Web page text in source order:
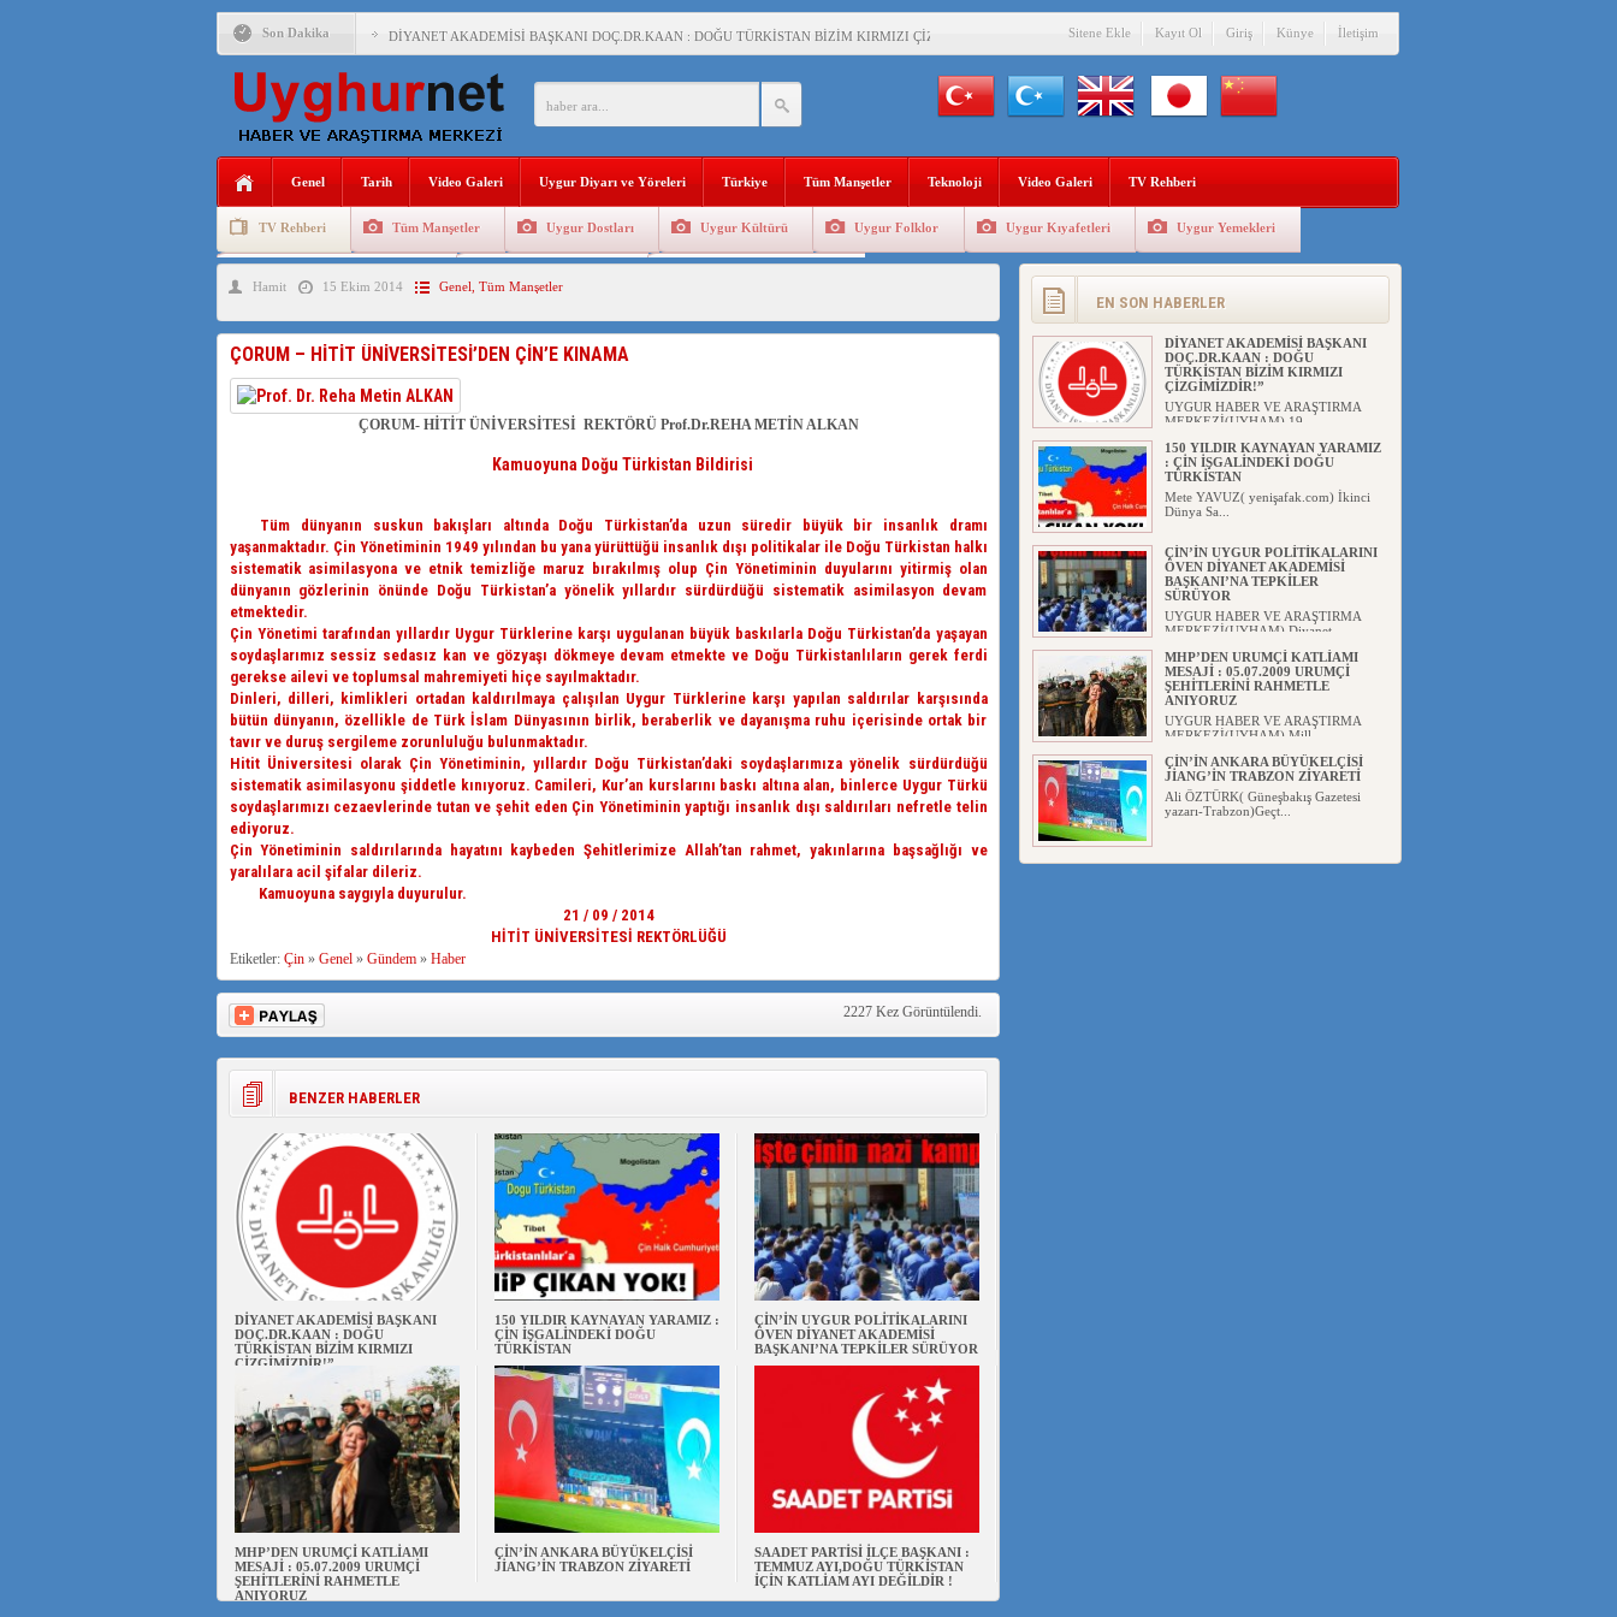
Son Dakika DİYANET AKADEMİSİ BAŞKANI DOÇ.DR.KAAN : DOĞU TÜRKİSTAN BİZİM KIRMIZI ÇİZGİMİZDİR!”
150 YILDIR KAYNAYAN YARAMIZ : ÇİN İŞGALİNDEKİ DOĞU TÜRKİSTAN
ÇİN’İN UYGUR POLİTİKALARINI ÖVEN DİYANET AKADEMİSİ BAŞKANI’NA TEPKİLER SÜRÜYOR
MHP’DEN URUMÇİ KATLİAMI MESAJİ : 05.07.2009 URUMÇİ ŞEHİTLERİNİ RAHMETLE ANIYORUZ
ÇİN’İN ANKARA BÜYÜKELÇİSİ JİANG’İN TRABZON ZİYARETİ
SAADET PARTİSİ İLÇE BAŞKANI : TEMMUZ AYI,DOĞU TÜRKİSTAN İÇİN KATLİAM AYI DEĞİLDİR !
İŞGALCİ ÇİN,DOĞU TÜRKİSTAN’DA EN AZ 143 BİN UYGUR ÇOCUĞU AİLELERİNDEN KOPARDI
AZİZANA KAŞGAR : IŞIKLAR ALTINDA BİR VİTRİN Mİ, SUSTURULMUŞBER HAFİZA Mİ?
Sitene Ekle Kayıt Ol Giriş Künye İletişim
Genel Tarih Video Galeri Uygur Diyarı ve Yöreleri Türkiye Tüm Manşetler Teknoloji Video Galeri TV Rehberi
TV Rehberi Tüm Manşetler Uygur Dostları Uygur Kültürü Uygur Folklor Uygur Kıyafetleri Uygur Yemekleri
Uygurlarda Düğün ve Cenaze
Hamit 15 Ekim 2014 Genel Tüm Manşetler
ÇORUM – HİTİT ÜNİVERSİTESİ’DEN ÇİN’E KINAMA
ÇORUM- HİTİT ÜNİVERSİTESİ REKTÖRÜ Prof.Dr.REHA METİN ALKAN
Kamuoyuna Doğu Türkistan Bildirisi
Tüm dünyanın suskun bakışları altında Doğu Türkistan’da uzun süredir büyük bir insanlık dramı
yaşanmaktadır. Çin Yönetiminin 1949 yılından bu yana yürüttüğü insanlık dışı politikalar ile Doğu Türkistan halkı
sistematik asimilasyona ve etnik temizliğe maruz bırakılmış olup Çin Yönetiminin duyularını yitirmiş olan
dünyanın gözlerinin önünde Doğu Türkistan’a yönelik yıllardır sürdürdüğü sistematik asimilasyon devam
etmektedir.
Çin Yönetimi tarafından yıllardır Uygur Türklerine karşı uygulanan büyük baskılarla Doğu Türkistan’da yaşayan
soydaşlarımız sessiz sedasız kan ve gözyaşı dökmeye devam etmekte ve Doğu Türkistanlıların gerek ferdi
gerekse ailevi ve toplumsal mahremiyeti hiçe sayılmaktadır.
Dinleri, dilleri, kimlikleri ortadan kaldırılmaya çalışılan Uygur Türklerine karşı yapılan saldırılar karşısında
bütün dünyanın, özellikle de Türk İslam Dünyasının birlik, beraberlik ve dayanışma ruhu içerisinde ortak bir
tavır ve duruş sergileme zorunluluğu bulunmaktadır.
Hitit Üniversitesi olarak Çin Yönetiminin, yıllardır Doğu Türkistan’daki soydaşlarımıza yönelik sürdürdüğü
sistematik asimilasyonu şiddetle kınıyoruz. Camileri, Kur’an kurslarını baskı altına alan, binlerce Uygur Türkü
soydaşlarımızı cezaevlerinde tutan ve şehit eden Çin Yönetiminin yaptığı insanlık dışı saldırıları nefretle telin
ediyoruz.
Çin Yönetiminin saldırılarında hayatını kaybeden Şehitlerimize Allah’tan rahmet, yakınlarına başsağlığı ve
yaralılara acil şifalar dileriz.
Kamuoyuna saygıyla duyurulur.
21 / 09 / 2014
HİTİT ÜNİVERSİTESİ REKTÖRLÜĞÜ
Etiketler: Çin» Genel» Gündem» Haber
2227 Kez Görüntülendi.
BENZER HABERLER
DİYANET AKADEMİSİ BAŞKANI
DOÇ.DR.KAAN : DOĞU
TÜRKİSTAN BİZİM KIRMIZI
ÇİZGİMİZDİR!”
150 YILDIR KAYNAYAN YARAMIZ :
ÇİN İŞGALİNDEKİ DOĞU
TÜRKİSTAN
ÇİN’İN UYGUR POLİTİKALARINI
ÖVEN DİYANET AKADEMİSİ
BAŞKANI’NA TEPKİLER SÜRÜYOR
MHP’DEN URUMÇİ KATLİAMI
MESAJİ : 05.07.2009 URUMÇİ
ŞEHİTLERİNİ RAHMETLE
ANIYORUZ
ÇİN’İN ANKARA BÜYÜKELÇİSİ
JİANG’İN TRABZON ZİYARETİ
SAADET PARTİSİ İLÇE BAŞKANI :
TEMMUZ AYI,DOĞU TÜRKİSTAN
İÇİN KATLİAM AYI DEĞİLDİR !
EN SON HABERLER
DİYANET AKADEMİSİ BAŞKANI
DOÇ.DR.KAAN : DOĞU
TÜRKİSTAN BİZİM KIRMIZI
ÇİZGİMİZDİR!”
UYGUR HABER VE ARAŞTIRMA
MERKEZİ(UYHAM) 19...
150 YILDIR KAYNAYAN YARAMIZ
: ÇİN İŞGALİNDEKİ DOĞU
TÜRKİSTAN
Mete YAVUZ( yenişafak.com) İkinci
Dünya Sa...
ÇİN’İN UYGUR POLİTİKALARINI
ÖVEN DİYANET AKADEMİSİ
BAŞKANI’NA TEPKİLER
SÜRÜYOR
UYGUR HABER VE ARAŞTIRMA
MERKEZİ(UYHAM) Diyanet
MHP’DEN URUMÇİ KATLİAMI
MESAJİ : 05.07.2009 URUMÇİ
ŞEHİTLERİNİ RAHMETLE
ANIYORUZ
UYGUR HABER VE ARAŞTIRMA
MERKEZİ(UYHAM) Mill...
ÇİN’İN ANKARA BÜYÜKELÇİSİ
JİANG’İN TRABZON ZİYARETİ
Ali ÖZTÜRK( Güneşbakış Gazetesi
yazarı-Trabzon)Geçt...
İŞGALCİ ÇİN’DEN “FETİHLER